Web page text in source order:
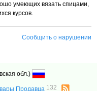
умеющих вязать спицами,
курсов.
Сообщить о нарушении
обл.)
Продавца 132